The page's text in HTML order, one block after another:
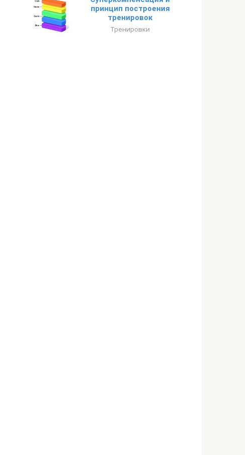
принцип построения
тренировок
Тренировки